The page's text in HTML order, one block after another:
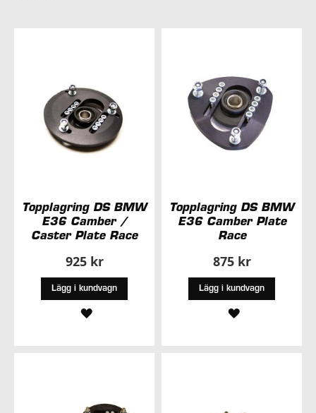
Topplagring DS BMW
E36 Camber /
Caster Plate Race
925 kr
Lägg i kundvagn
LÄGG
Topplagring DS BMW
E36 Camber Plate
Race
875 kr
Lägg i kundvagn
LÄGG